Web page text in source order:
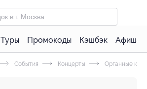
Туры Промокоды Кэшбэк Афиша
События Концерты Органные